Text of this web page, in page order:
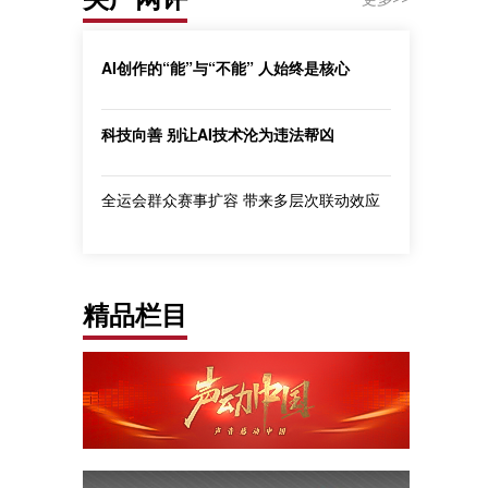
AI创作的“能”与“不能” 人始终是核心
科技向善 别让AI技术沦为违法帮凶
全运会群众赛事扩容 带来多层次联动效应
精品栏目